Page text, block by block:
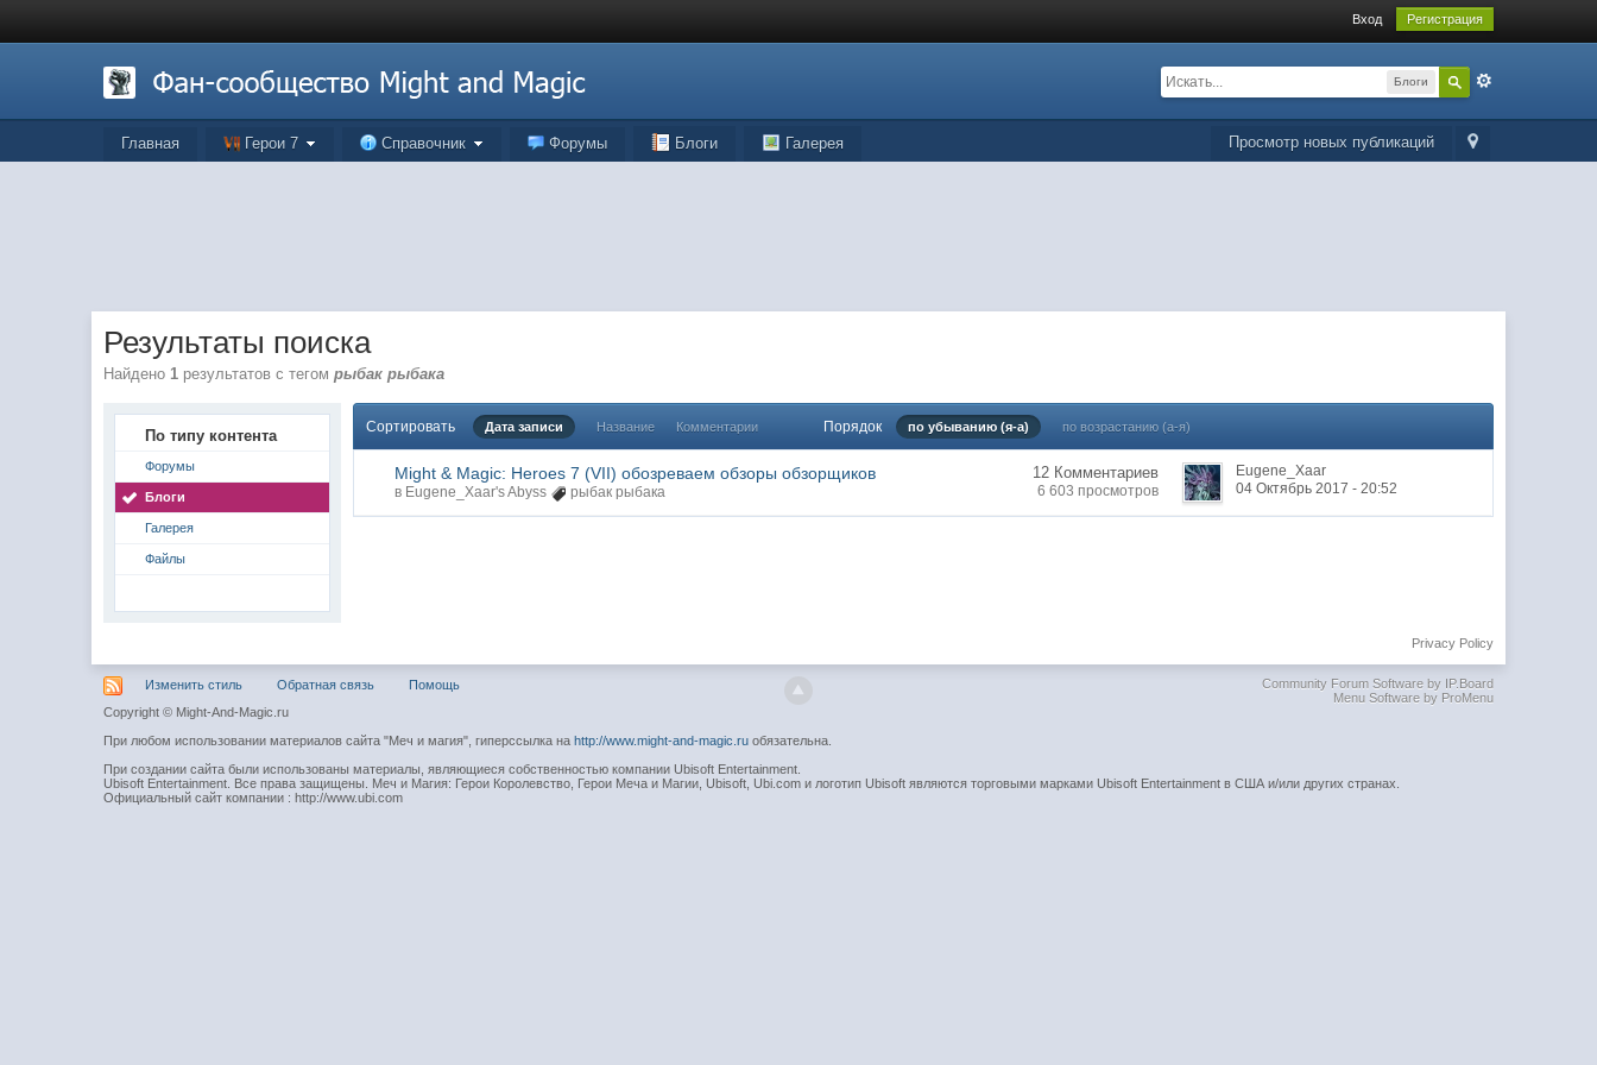
Вход Регистрация
Блоги
Просмотр новых публикаций
Главная Герои 7 Справочник Форумы Блоги Галерея
Результаты поиска
Найдено1 результатов с тегомрыбак рыбака
По типу контента
Форумы
Блоги
Галерея
Файлы
Сортировать Дата записи Название Комментарии Порядок по убыванию (я-а) по возрастанию (а-я)
Might & Magic: Heroes 7 (VII) обозреваем обзоры обзорщиков
в Eugene_Xaar's Abyss рыбак рыбака
12 Комментариев
6 603 просмотров
Eugene_Xaar
04 Октябрь 2017 - 20:52
Privacy Policy
Изменить стиль Обратная связь Помощь
Community Forum Software by IP.Board
Menu Software by ProMenu
Copyright © Might-And-Magic.ru
При любом использовании материалов сайта "Меч и магия", гиперссылка наhttp://www.might-and-magic.ru обязательна.
При создании сайта были использованы материалы, являющиеся собственностью компании Ubisoft Entertainment.
Ubisoft Entertainment. Все права защищены. Меч и Магия: Герои Королевство, Герои Меча и Магии, Ubisoft, Ubi.com и логотип Ubisoft являются торговыми марками Ubisoft Entertainment в США и/или других странах.
Официальный сайт компании : http://www.ubi.com